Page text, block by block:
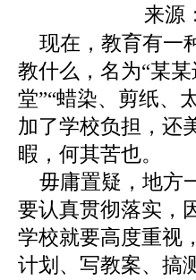
来源
现在，教育有一
教什么，名为“某
堂”“蜡染、剪纸、
加了学校负担，还
暇，何其苦也。
毋庸置疑，地方
要认真贯彻落实，
学校就要高度重视
计划、写教案、搞